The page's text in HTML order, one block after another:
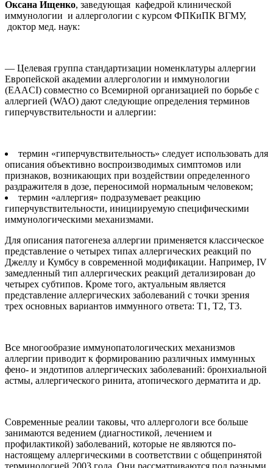
Оксана Ищенко, заведующая кафедрой клинической
иммунологии и аллергологии с курсом ФПКиПК ВГМУ,
доктор мед. наук:
— Целевая группа стандартизации номенклатуры аллергии
Европейской академии аллергологии и иммунологии
(EAACI) совместно со Всемирной организацией по борьбе с
аллергией (WAO) дают следующие определения терминов
гиперчувствительности и аллергии:
термин «гиперчувствительность» следует использовать для
описания объективно воспроизводимых симптомов или
признаков, возникающих при воздействии определенного
раздражителя в дозе, переносимой нормальным человеком;
термин «аллергия» подразумевает реакцию
гиперчувствительности, инициируемую специфическими
иммунологическими механизмами.
Для описания патогенеза аллергии применяется классическое
представление о четырех типах аллергических реакций по
Джеллу и Кумбсу в современной модификации. Например, IV
замедленный тип аллергических реакций детализирован до
четырех субтипов. Кроме того, актуальным является
представление аллергических заболеваний с точки зрения
трех основных вариантов иммунного ответа: Т1, Т2, Т3.
Все многообразие иммунопатологических механизмов
аллергии приводит к формированию различных иммунных
фено- и эндотипов аллергических заболеваний: бронхиальной
астмы, аллергического ринита, атопического дерматита и др.
Современные реалии таковы, что аллергологи все больше
занимаются ведением (диагностикой, лечением и
профилактикой) заболеваний, которые не являются по-
настоящему аллергическими в соответствии с общепринятой